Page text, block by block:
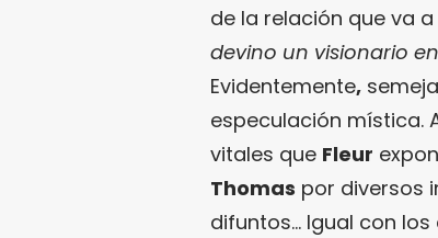
de la relación que va
devino un visionario
Evidentemente,
especulación mística.
vitales que Fleur
Thomas por diversos
difuntos… Igual con